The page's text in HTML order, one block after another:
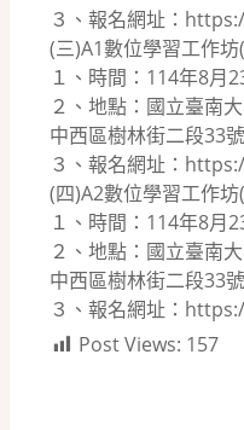
３、報名網址：
(三)A1數位學習工作坊
１、時間：114年8月
２、地點：國立臺南
中西區樹林街二段33
３、報名網址：
(四)A2數位學習工作坊
１、時間：114年8月
２、地點：國立臺南
中西區樹林街二段33
３、報名網址：
Post Views: 157